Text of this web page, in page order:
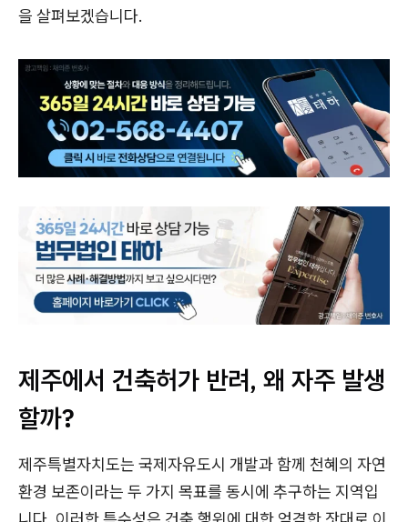
을 살펴보겠습니다.
제주에서 건축허가 반려, 왜 자주 발생
할까?
제주특별자치도는 국제자유도시 개발과 함께 천혜의 자연
환경 보존이라는 두 가지 목표를 동시에 추구하는 지역입